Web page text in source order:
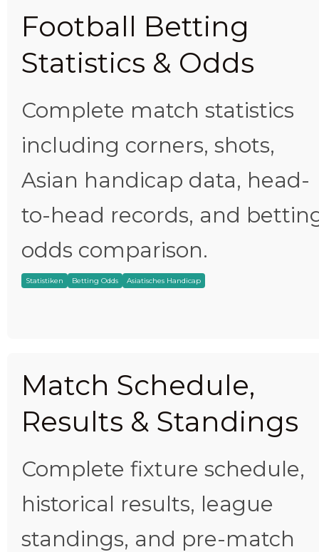
Football Betting
Statistics & Odds
Complete match statistics
including corners, shots,
Asian handicap data, head-
to-head records, and
odds comparison.
Statistiken Betting Odds Asiatisches Handicap
Match Schedule,
Results & Standings
Complete fixture schedule,
historical results, league
standings, and pre-match